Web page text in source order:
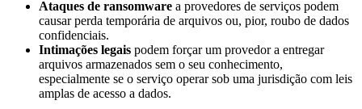
Ataques de ransomware a provedores de serviços podem
causar perda temporária de arquivos ou, pior, roubo de dados
confidenciais.
Intimações legais podem forçar um provedor a entregar
arquivos armazenados sem o seu conhecimento,
especialmente se o serviço operar sob uma jurisdição com leis
amplas de acesso a dados.